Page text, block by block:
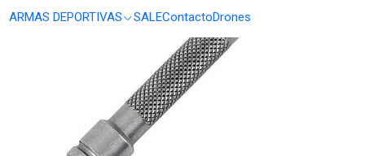
ARMAS DEPORTIVAS SALEContactoDrones